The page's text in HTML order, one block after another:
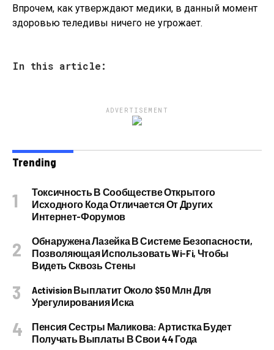
Впрочем, как утверждают медики, в данный момент
здоровью теледивы ничего не угрожает.
In this article:
ADVERTISEMENT
Trending
Токсичность В Сообществе Открытого
Исходного Кода Отличается От Других
Интернет-Форумов
Обнаружена Лазейка В Системе Безопасности,
Позволяющая Использовать Wi-Fi, Чтобы
Видеть Сквозь Стены
Activision Выплатит Около $50 Млн Для
Урегулирования Иска
Пенсия Сестры Маликова: Артистка Будет
Получать Выплаты В Свои 44 Года